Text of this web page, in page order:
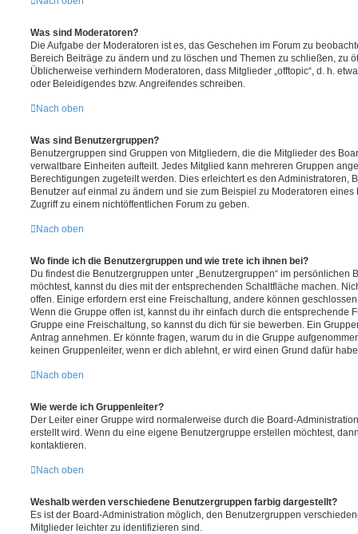
Was sind Moderatoren?
Die Aufgabe der Moderatoren ist es, das Geschehen im Forum zu
Bereich Beiträge zu ändern und zu löschen und Themen zu schließen, zu
Üblicherweise verhindern Moderatoren, dass Mitglieder „offtopic“, d. h.
oder Beleidigendes bzw. Angreifendes schreiben.
Nach oben
Was sind Benutzergruppen?
Benutzergruppen sind Gruppen von Mitgliedern, die die Mitglieder des
verwaltbare Einheiten aufteilt. Jedes Mitglied kann mehreren Gruppen
Berechtigungen zugeteilt werden. Dies erleichtert es den Administratoren,
Benutzer auf einmal zu ändern und sie zum Beispiel zu Moderatoren
Zugriff zu einem nichtöffentlichen Forum zu geben.
Nach oben
Wo finde ich die Benutzergruppen und wie trete ich ihnen bei?
Du findest die Benutzergruppen unter „Benutzergruppen“ im persönlichen
möchtest, kannst du dies mit der entsprechenden Schaltfläche machen.
offen. Einige erfordern erst eine Freischaltung, andere können
Wenn die Gruppe offen ist, kannst du ihr einfach durch die entsprechende
Gruppe eine Freischaltung, so kannst du dich für sie bewerben. Ein
Antrag annehmen. Er könnte fragen, warum du in die Gruppe
keinen Gruppenleiter, wenn er dich ablehnt, er wird einen Grund dafür
Nach oben
Wie werde ich Gruppenleiter?
Der Leiter einer Gruppe wird normalerweise durch die Board-
erstellt wird. Wenn du eine eigene Benutzergruppe erstellen möchtest,
kontaktieren.
Nach oben
Weshalb werden verschiedene Benutzergruppen farbig dargestellt?
Es ist der Board-Administration möglich, den Benutzergruppen
Mitglieder leichter zu identifizieren sind.